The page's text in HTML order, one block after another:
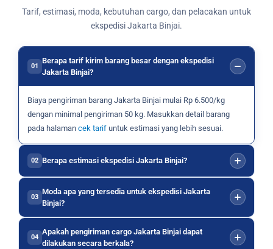
Tarif, estimasi, moda, kebutuhan cargo, dan pelacakan untuk
ekspedisi Jakarta Binjai.
01
Berapa tarif kirim barang besar dengan ekspedisi
Jakarta Binjai?
Biaya pengiriman barang Jakarta Binjai mulai Rp 6.500/kg
dengan minimal pengiriman 50 kg. Masukkan detail barang
pada halaman cek tarif untuk estimasi yang lebih sesuai.
02 Berapa estimasi ekspedisi Jakarta Binjai?
03
Moda apa yang tersedia untuk ekspedisi Jakarta
Binjai?
04
Apakah pengiriman cargo Jakarta Binjai dapat
dilakukan secara berkala?